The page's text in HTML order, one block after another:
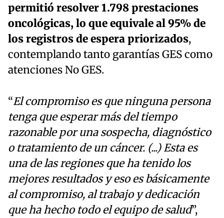
permitió resolver 1.798 prestaciones
oncológicas, lo que equivale al 95% de
los registros de espera priorizados,
contemplando tanto garantías GES como
atenciones No GES.
“El compromiso es que ninguna persona
tenga que esperar más del tiempo
razonable por una sospecha, diagnóstico
o tratamiento de un cáncer. (...) Esta es
una de las regiones que ha tenido los
mejores resultados y eso es básicamente
al compromiso, al trabajo y dedicación
que ha hecho todo el equipo de salud”,